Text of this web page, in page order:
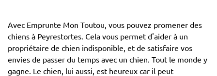
Avec Emprunte Mon Toutou, vous pouvez promener des
chiens à Peyrestortes. Cela vous permet d'aider à un
propriétaire de chien indisponible, et de satisfaire vos
envies de passer du temps avec un chien. Tout le monde y
gagne. Le chien, lui aussi, est heureux car il peut